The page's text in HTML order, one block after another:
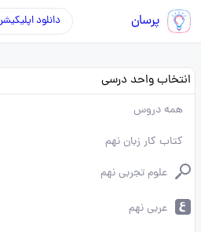
پرسان دانلود
انتخاب واحد درسی
همه دروس
کتاب کار زبان نهم
علوم تجربی نهم
عربی نهم